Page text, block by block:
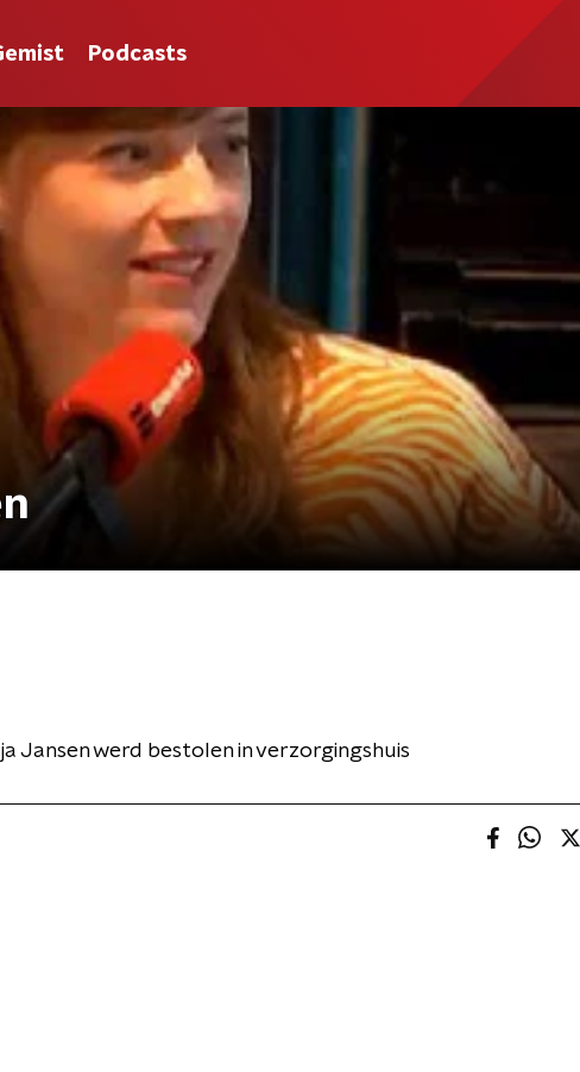
Podcasts
Jansen werd bestolen in verzorgingshuis